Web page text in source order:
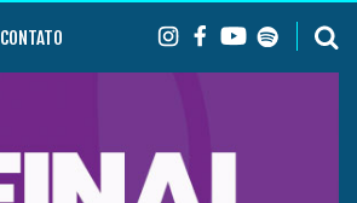
CONTATO